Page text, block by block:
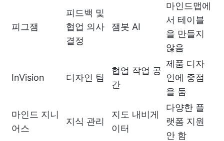
피그잼
피드백 및
협업 의사
결정
잼봇 AI
마인드맵에
서 테이블
을 만들지
않음
InVision 디자인 팀
협업 작업 공
간
제품 디자
인에 중점
을 둠
마인드 지니
어스
지식 관리
지도 내비게
이터
다양한 플
랫폼 지원
안 함